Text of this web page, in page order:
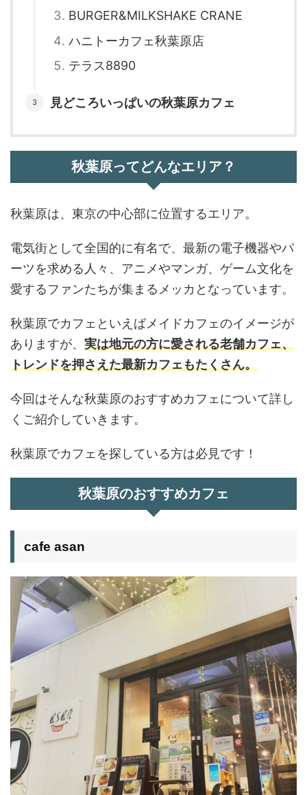
BURGER&MILKSHAKE CRANE
ハニトーカフェ秋葉原店
テラス8890
見どころいっぱいの秋葉原カフェ
秋葉原ってどんなエリア？
秋葉原は、東京の中心部に位置するエリア。
電気街として全国的に有名で、最新の電子機器やパ
ーツを求める人々、アニメやマンガ、ゲーム文化を
愛するファンたちが集まるメッカとなっています。
秋葉原でカフェといえばメイドカフェのイメージが
ありますが、 実は地元の方に愛される老舗カフェ、
トレンドを押さえた最新カフェもたくさん。
今回はそんな秋葉原のおすすめカフェについて詳し
くご紹介していきます。
秋葉原でカフェを探している方は必見です！
秋葉原のおすすめカフェ
cafe asan